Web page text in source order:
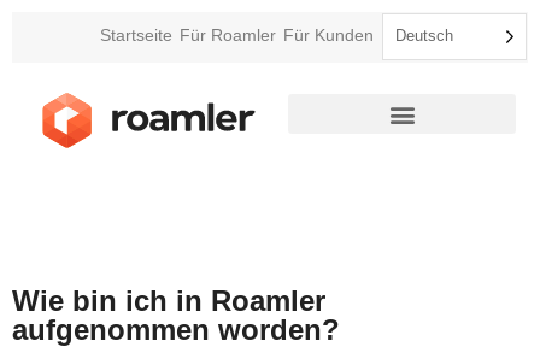
Startseite Für Roamler Für Kunden Deutsch
Wie bin ich in Roamler
aufgenommen worden?